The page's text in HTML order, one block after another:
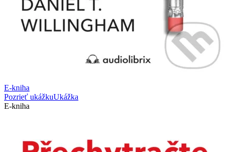
E-kniha
Pozrieť ukážkuUkážka
E-kniha